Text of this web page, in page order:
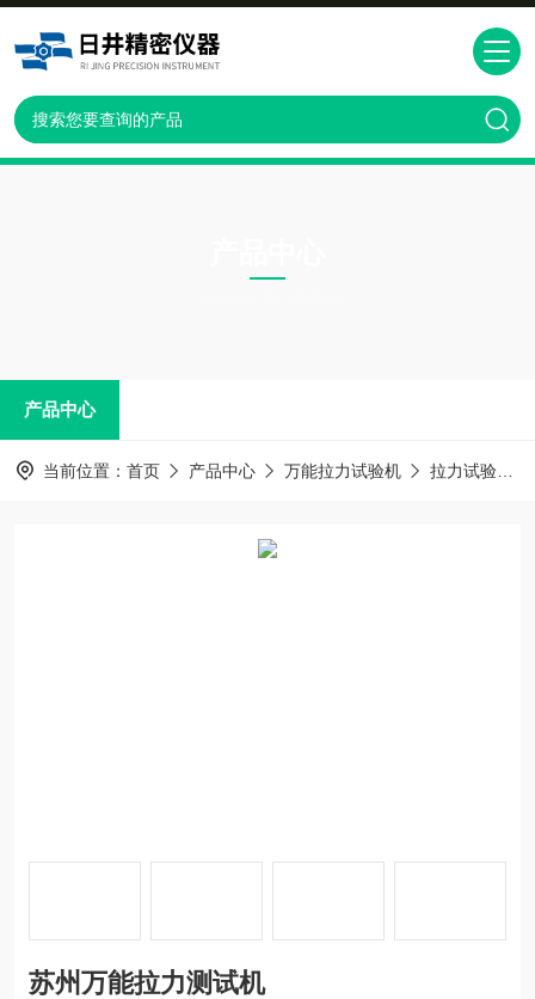
产品中心
当前位置： 首页 产品中心 万能拉力试验机 拉力试验机
苏州万能拉力测试机